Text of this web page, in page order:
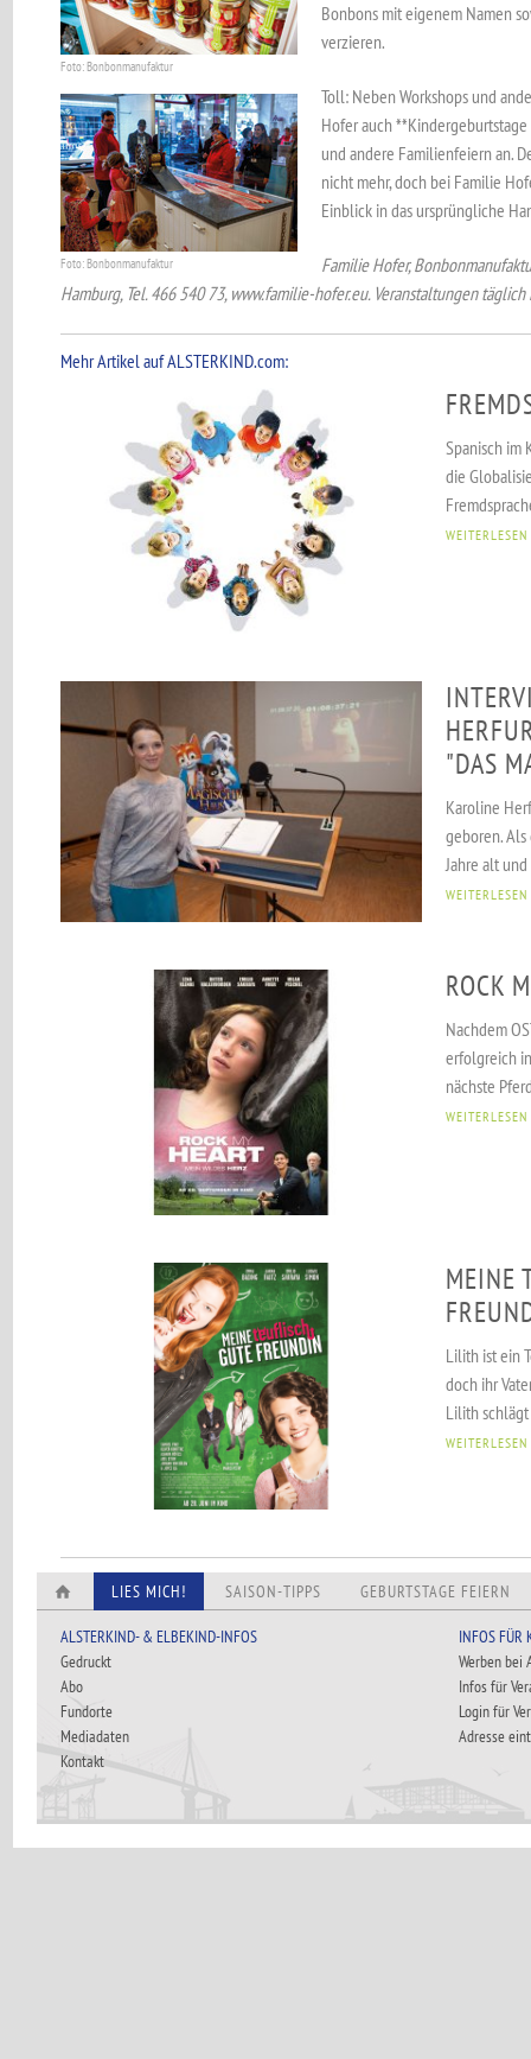
Foto: Bonbonmanufaktur
Bonbons mit eigenem Namen
verzieren.
Foto: Bonbonmanufaktur
Toll: Neben Workshops und
Hofer auch
und andere Familienfeiern an.
nicht mehr, doch bei Familie
Einblick in das ursprüngliche
Familie Hofer,
Hamburg, Tel. 466 540 73, www.familie-hofer.eu. Veranstaltungen täglich
Mehr Artikel auf ALSTERKIND.com:
Spanisch im
die
WEITERLESEN
"DAS
Karoline
geboren.
Jahre alt
WEITERLESEN
ROCK
Nachdem
erfolgreich
nächste
WEITERLESEN
MEINE
Lilith ist ein
doch ihr
Lilith
WEITERLESEN
LIES MICH! SAISON-TIPPS GEBURTSTAGE FEIERN
ALSTERKIND- & ELBEKIND-INFOS
Gedruckt
Abo
Fundorte
Mediadaten
Kontakt
INFOS FÜR
Werben bei
Infos für
Login für
Adresse